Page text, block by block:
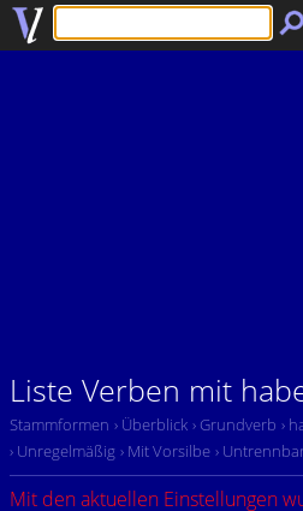
Liste Verben mit
Stammformen › Überblick › Grundverb ›
› Unregelmäßig › Mit Vorsilbe ›
Mit den aktuellen Einstellungen